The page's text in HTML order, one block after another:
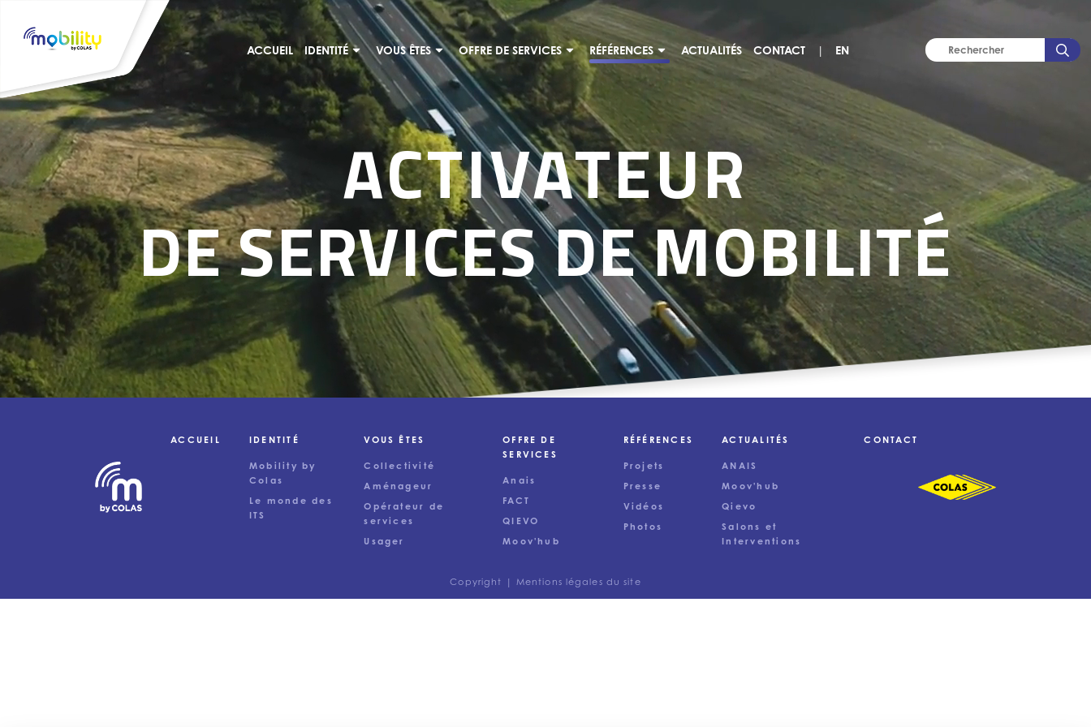
ACCUEIL IDENTITÉ VOUS ÊTES OFFRE DE SERVICES RÉFÉRENCES ACTUALITÉS CONTACT | EN
ACTIVATEUR
DE SERVICES DE MOBILITÉ
ACCUEIL IDENTITÉ
Mobility by
Colas
Le monde des
ITS
VOUS ÊTES
Collectivité
Aménageur
Opérateur de
services
Usager
OFFRE DE
SERVICES
Anais
FACT
QIEVO
Moov'hub
RÉFÉRENCES
Projets
Presse
Vidéos
Photos
ACTUALITÉS
ANAIS
Moov'hub
Qievo
Salons et
Interventions
CONTACT
Copyright | Mentions légales du site